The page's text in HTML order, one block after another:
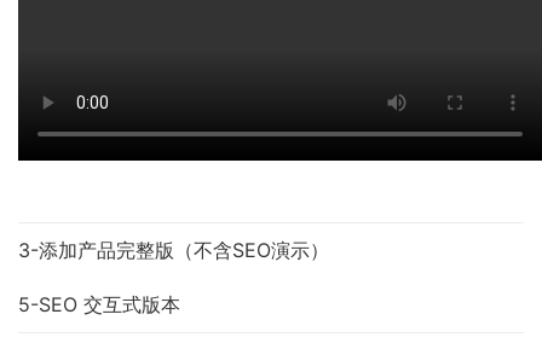
3-添加产品完整版（不含SEO演示）
5-SEO 交互式版本